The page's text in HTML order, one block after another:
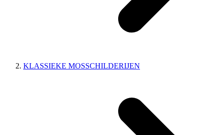
KLASSIEKE MOSSCHILDERIJEN